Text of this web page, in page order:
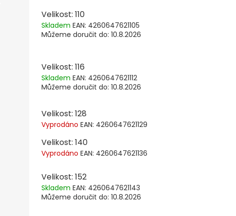
Velikost: 110
Skladem EAN: 4260647621105
Můžeme doručit do: 10.8.2026
Velikost: 116
Skladem EAN: 4260647621112
Můžeme doručit do: 10.8.2026
Velikost: 128
Vyprodáno EAN: 4260647621129
Velikost: 140
Vyprodáno EAN: 4260647621136
Velikost: 152
Skladem EAN: 4260647621143
Můžeme doručit do: 10.8.2026